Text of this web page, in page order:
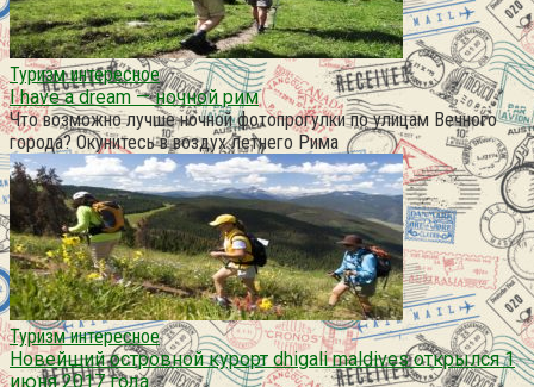
Туризм интересное
I have a dream — ночной рим
Что возможно лучше ночной фотопрогулки по улицам Вечного
города? Окунитесь в воздух летнего Рима
Туризм интересное
Новейший островной курорт dhigali maldives открылся 1
июня 2017 года